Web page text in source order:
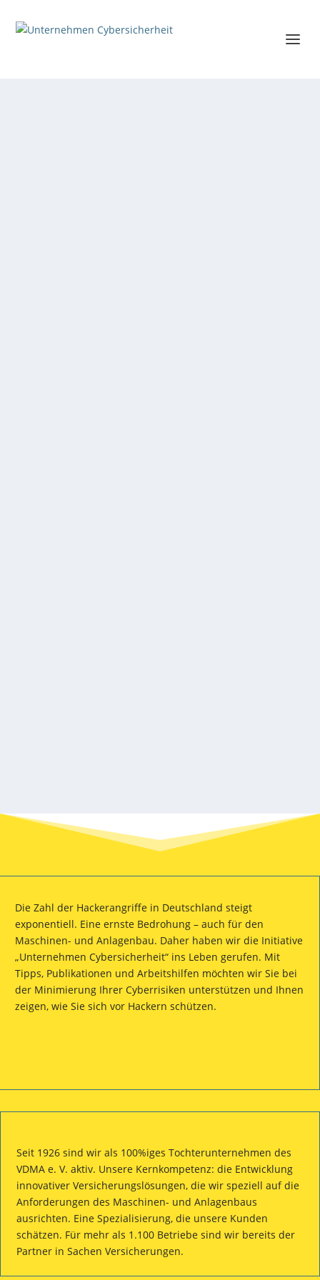
Die Zahl der Hackerangriffe in Deutschland steigt
exponentiell. Eine ernste Bedrohung – auch für den
Maschinen- und Anlagenbau. Daher haben wir die Initiative
„Unternehmen Cybersicherheit“ ins Leben gerufen. Mit
Tipps, Publikationen und Arbeitshilfen möchten wir Sie bei
der Minimierung Ihrer Cyberrisiken unterstützen und Ihnen
zeigen, wie Sie sich vor Hackern schützen.
Seit 1926 sind wir als 100%iges Tochterunternehmen des
VDMA e. V. aktiv. Unsere Kernkompetenz: die Entwicklung
innovativer Versicherungslösungen, die wir speziell auf die
Anforderungen des Maschinen- und Anlagenbaus
ausrichten. Eine Spezialisierung, die unsere Kunden
schätzen. Für mehr als 1.100 Betriebe sind wir bereits der
Partner in Sachen Versicherungen.